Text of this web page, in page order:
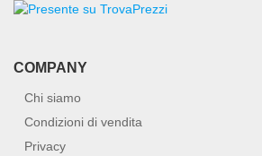
COMPANY
Chi siamo
Condizioni di vendita
Privacy